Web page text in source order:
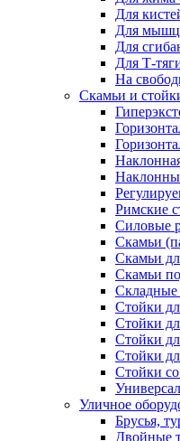
Для
Для
Для
Для Т-
На
Скамьи и
Римские
Силовые
Скамьи
Скамьи
Скамьи
Складные
Стойки
Стойки
Стойки
Стойки
Стойки
Уличное
Брусья,
Двойные